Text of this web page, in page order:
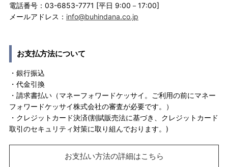
電話番号：03-6853-7771 [平日 9:00－17:00]
メールアドレス： info@buhindana.co.jp
お支払方法について
・銀行振込
・代金引換
・請求書払い（マネーフォワードケッサイ。ご利用の前にマネー
フォワードケッサイ株式会社の審査が必要です。）
・クレジットカード決済(割賦販売法に基づき、クレジットカード
取引のセキュリティ対策に取り組んでおります。)
お支払い方法の詳細はこちら